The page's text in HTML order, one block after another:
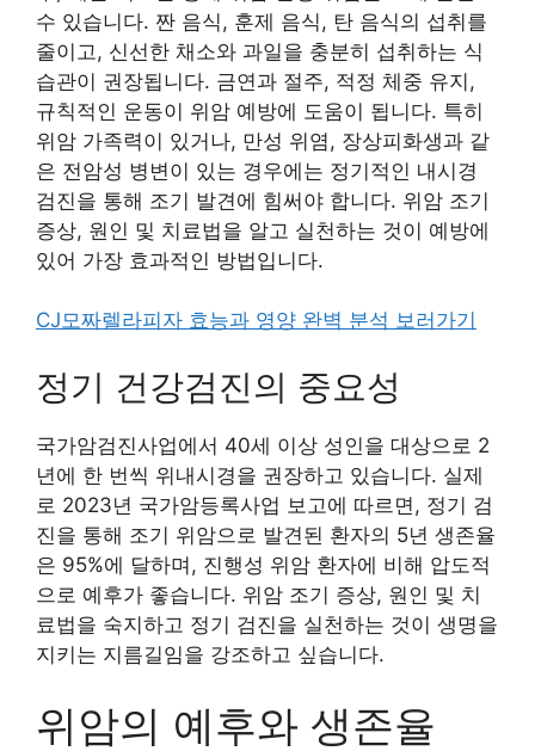
수 있습니다. 짠 음식, 훈제 음식, 탄 음식의 섭취를
줄이고, 신선한 채소와 과일을 충분히 섭취하는 식
습관이 권장됩니다. 금연과 절주, 적정 체중 유지,
규칙적인 운동이 위암 예방에 도움이 됩니다. 특히
위암 가족력이 있거나, 만성 위염, 장상피화생과 같
은 전암성 병변이 있는 경우에는 정기적인 내시경
검진을 통해 조기 발견에 힘써야 합니다. 위암 조기
증상, 원인 및 치료법을 알고 실천하는 것이 예방에
있어 가장 효과적인 방법입니다.
CJ모짜렐라피자 효능과 영양 완벽 분석 보러가기
정기 건강검진의 중요성
국가암검진사업에서 40세 이상 성인을 대상으로 2
년에 한 번씩 위내시경을 권장하고 있습니다. 실제
로 2023년 국가암등록사업 보고에 따르면, 정기 검
진을 통해 조기 위암으로 발견된 환자의 5년 생존율
은 95%에 달하며, 진행성 위암 환자에 비해 압도적
으로 예후가 좋습니다. 위암 조기 증상, 원인 및 치
료법을 숙지하고 정기 검진을 실천하는 것이 생명을
지키는 지름길임을 강조하고 싶습니다.
위암의 예후와 생존율